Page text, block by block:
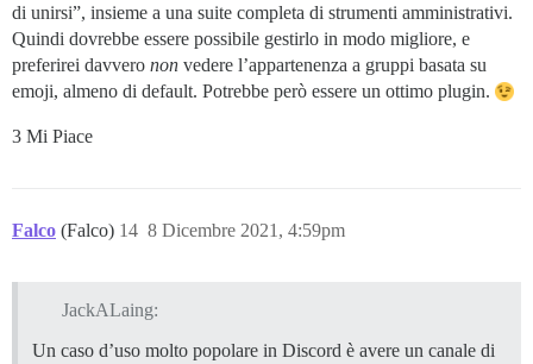
di unirsi”, insieme a una suite completa di strumenti amministrativi.
Quindi dovrebbe essere possibile gestirlo in modo migliore, e
preferirei davvero non vedere l’appartenenza a gruppi basata su
emoji, almeno di default. Potrebbe però essere un ottimo plugin.
3 Mi Piace
Falco (Falco) 8 Dicembre 2021, 4:59pm
14
JackALaing:
Un caso d’uso molto popolare in Discord è avere un canale di